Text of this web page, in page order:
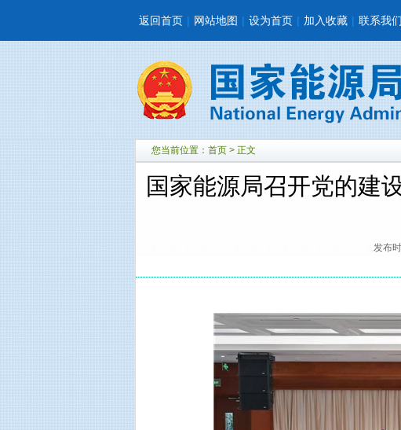
返回首页 | 网站地图 | 设为首页 | 加入收藏 | 联系我们
您当前位置： 首页 > 正文
国家能源局召开党的建
发布